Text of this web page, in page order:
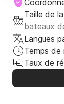
Taille de
bateaux
Langues
Temps de
Taux de